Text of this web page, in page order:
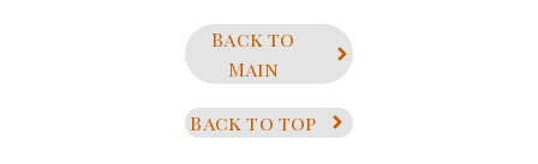
Back to
Main
Back to top